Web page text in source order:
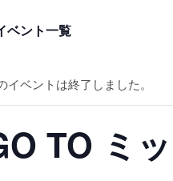
ベント一覧
イベントは終了しました。
TO ミ